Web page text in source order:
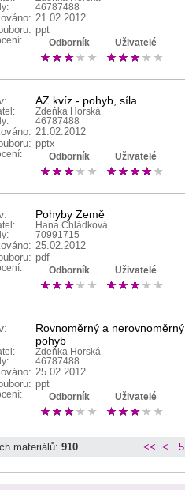
46787488
21.02.2012
ppt
Odborník Uživatelé
AZ kvíz - pohyb, síla
Zdeňka Horská
46787488
21.02.2012
pptx
Odborník Uživatelé
Pohyby Země
Hana Chládková
70991715
25.02.2012
pdf
Odborník Uživatelé
Rovnoměrný a nerovnoměrný
pohyb
Zdeňka Horská
46787488
25.02.2012
ppt
Odborník Uživatelé
materiálů: 910 << < 5